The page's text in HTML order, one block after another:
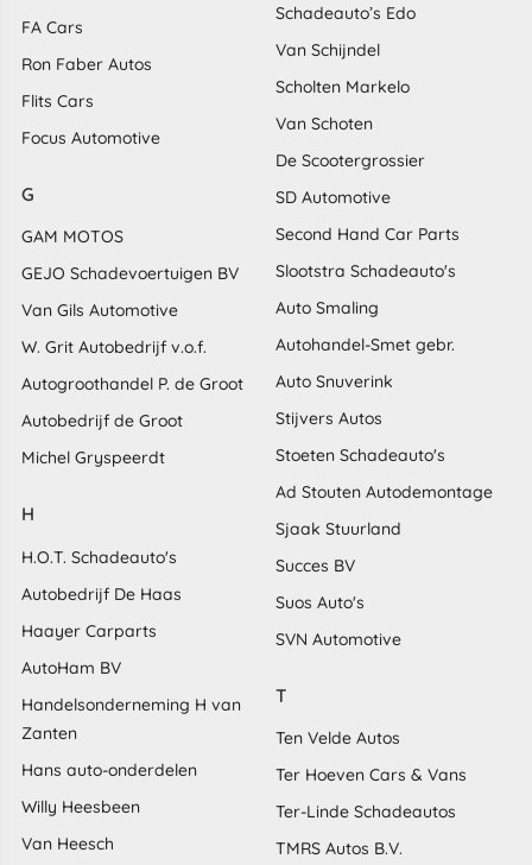
FA Cars
Ron Faber Autos
Flits Cars
Focus Automotive
G
GAM MOTOS
GEJO Schadevoertuigen BV
Van Gils Automotive
W. Grit Autobedrijf v.o.f.
Autogroothandel P. de Groot
Autobedrijf de Groot
Michel Gryspeerdt
H
H.O.T. Schadeauto's
Autobedrijf De Haas
Haayer Carparts
AutoHam BV
Handelsonderneming H van
Zanten
Hans auto-onderdelen
Willy Heesbeen
Van Heesch
Schadeauto’s Edo
Van Schijndel
Scholten Markelo
Van Schoten
De Scootergrossier
SD Automotive
Second Hand Car Parts
Slootstra Schadeauto's
Auto Smaling
Autohandel-Smet gebr.
Auto Snuverink
Stijvers Autos
Stoeten Schadeauto's
Ad Stouten Autodemontage
Sjaak Stuurland
Succes BV
Suos Auto's
SVN Automotive
T
Ten Velde Autos
Ter Hoeven Cars & Vans
Ter-Linde Schadeautos
TMRS Autos B.V.